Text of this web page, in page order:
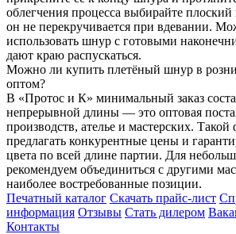
облегчения процесса выбирайте
он не перекручивается при вдевании.
использовать шнур с готовыми
дают краю распускаться.
Можно ли купить плетёный шнур в
оптом?
В «Протос и К» минимальный заказ
непрерывной длины — это оптовая
производств, ателье и мастерских. Такой
предлагать конкурентные цены и
цвета по всей длине партии. Для
рекомендуем объединиться с другими
наиболее востребованные позиции.
Печатный каталог Скачать прайс-лист
информация Отзывы Стать дилером
Контакты